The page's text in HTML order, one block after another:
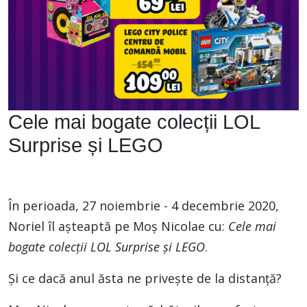
Cele mai bogate colecții LOL
Surprise și LEGO
În perioada, 27 noiembrie - 4 decembrie 2020,
Noriel îl așteaptă pe Moș Nicolae cu: Cele mai
bogate colecții LOL Surprise și LEGO.
Și ce dacă anul ăsta ne privește de la distanță?